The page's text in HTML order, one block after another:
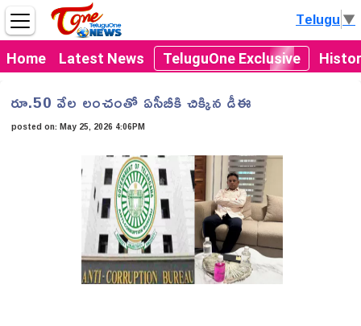
Home Latest News TeluguOne Exclusive
Telugu▼
రూ.50 వేల లంచంతో ఏసీబీకి చిక్కిన డీఈ
posted on:May 25, 2026 4:06PM